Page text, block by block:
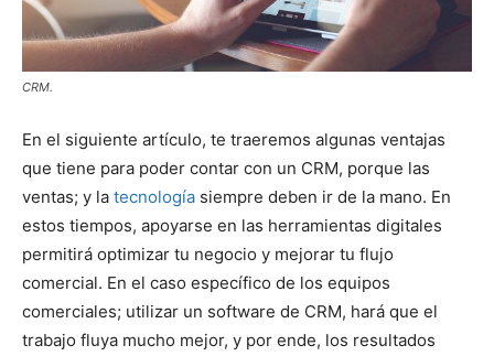
CRM.
En el siguiente artículo, te traeremos algunas ventajas
que tiene para poder contar con un CRM, porque las
ventas; y la tecnología siempre deben ir de la mano. En
estos tiempos, apoyarse en las herramientas digitales
permitirá optimizar tu negocio y mejorar tu flujo
comercial. En el caso específico de los equipos
comerciales; utilizar un software de CRM, hará que el
trabajo fluya mucho mejor, y por ende, los resultados